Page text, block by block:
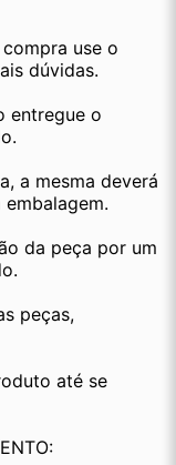
use o
dúvidas.
entregue o
a mesma deverá
da peça por um
peças,
até se